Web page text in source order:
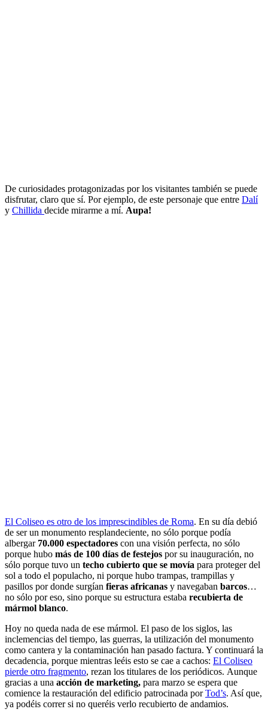
De curiosidades protagonizadas por los visitantes también se puede
disfrutar, claro que sí. Por ejemplo, de este personaje que entre Dalí
y Chillida decide mirarme a mí. Aupa!
El Coliseo es otro de los imprescindibles de Roma. En su día debió
de ser un monumento resplandeciente, no sólo porque podía
albergar 70.000 espectadores con una visión perfecta, no sólo
porque hubo más de 100 días de festejos por su inauguración, no
sólo porque tuvo un techo cubierto que se movía para proteger del
sol a todo el populacho, ni porque hubo trampas, trampillas y
pasillos por donde surgían fieras africanas y navegaban barcos…
no sólo por eso, sino porque su estructura estaba recubierta de
mármol blanco.
Hoy no queda nada de ese mármol. El paso de los siglos, las
inclemencias del tiempo, las guerras, la utilización del monumento
como cantera y la contaminación han pasado factura. Y continuará la
decadencia, porque mientras leéis esto se cae a cachos: El Coliseo
pierde otro fragmento, rezan los titulares de los periódicos. Aunque
gracias a una acción de marketing, para marzo se espera que
comience la restauración del edificio patrocinada porTod’s. Así que,
ya podéis correr si no queréis verlo recubierto de andamios.